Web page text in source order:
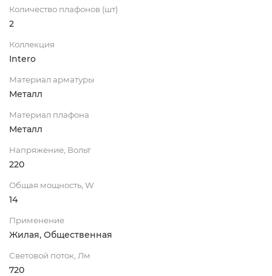
Количество плафонов (шт)
2
Коллекция
Intero
Материал арматуры
Металл
Материал плафона
Металл
Напряжение, Вольт
220
Общая мощность, W
14
Применение
Жилая, Общественная
Световой поток, Лм
720